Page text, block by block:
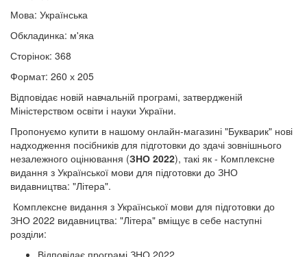
Мова: Українська
Обкладинка: м'яка
Сторінок: 368
Формат: 260 х 205
Відповідає новій навчальній програмі, затвердженій
Міністерством освіти і науки України.
Пропонуємо купити в нашому онлайн-магазині "Букварик" нові
надходження посібників для підготовки до здачі зовнішнього
незалежного оцінювання (ЗНО 2022), такі як - Комплексне
видання з Української мови для підготовки до ЗНО
видавництва: "Літера".
Комплексне видання з Української мови для підготовки до
ЗНО 2022 видавництва: "Літера" вміщує в себе наступні
розділи: